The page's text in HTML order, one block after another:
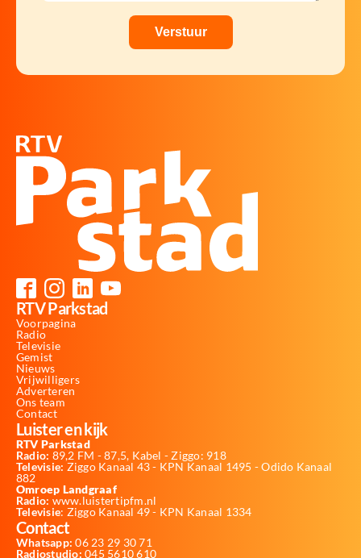
RTV Parkstad
Voorpagina
Radio
Televisie
Gemist
Nieuws
Vrijwilligers
Adverteren
Ons team
Contact
Luister en kijk
RTV Parkstad
Radio: 89,2 FM - 87,5, Kabel - Ziggo: 918
Televisie: Ziggo Kanaal 43 - KPN Kanaal 1495 - Odido Kanaal
882
Omroep Landgraaf
Radio: www.luistertipfm.nl
Televisie: Ziggo Kanaal 49 - KPN Kanaal 1334
Contact
Whatsapp: 06 23 29 30 71
Radiostudio: 045 5610 610